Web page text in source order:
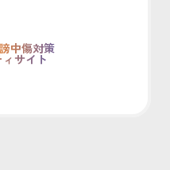
中傷対策
サイト